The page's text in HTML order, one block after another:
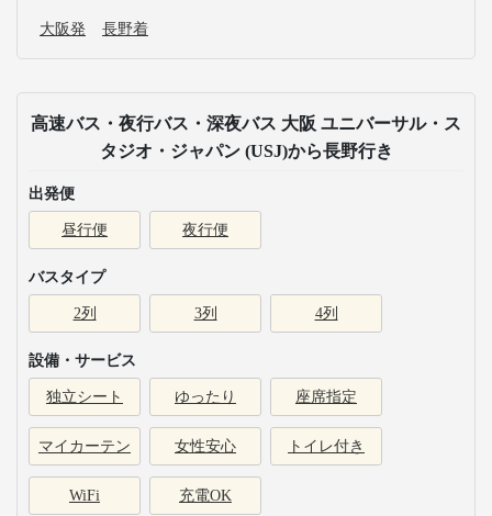
大阪発 長野着
高速バス・夜行バス・深夜バス 大阪 ユニバーサル・ス
タジオ・ジャパン (USJ)から長野行き
出発便
昼行便 夜行便
バスタイプ
2列 3列 4列
設備・サービス
独立シート ゆったり 座席指定
マイカーテン 女性安心 トイレ付き
WiFi 充電OK